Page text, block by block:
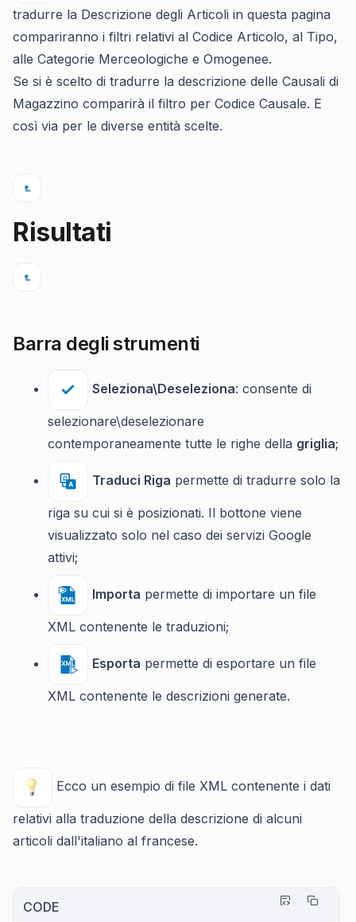
tradurre la Descrizione degli Articoli in questa pagina
compariranno i filtri relativi al Codice Articolo, al Tipo,
alle Categorie Merceologiche e Omogenee.
Se si è scelto di tradurre la descrizione delle Causali di
Magazzino comparirà il filtro per Codice Causale. E
così via per le diverse entità scelte.
Risultati
Barra degli strumenti
Seleziona\Deseleziona: consente di
selezionare\deselezionare
contemporaneamente tutte le righe della griglia;
Traduci Riga permette di tradurre solo la
riga su cui si è posizionati. Il bottone viene
visualizzato solo nel caso dei servizi Google
attivi;
Importa permette di importare un file
XML contenente le traduzioni;
Esporta permette di esportare un file
XML contenente le descrizioni generate.
Ecco un esempio di file XML contenente i dati
relativi alla traduzione della descrizione di alcuni
articoli dall'italiano al francese.
CODE